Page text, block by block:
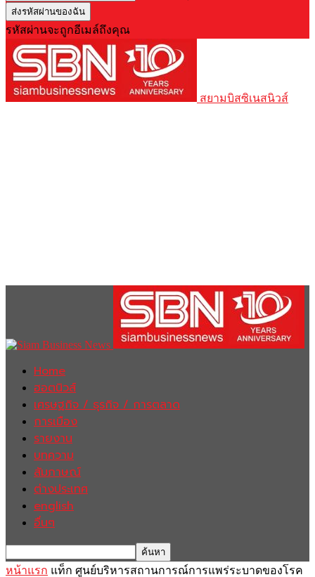
รหัสผ่านจะถูกอีเมล์ถึงคุณ
สยามบิสซิเนสนิวส์
Home
ฮอตนิวส์
เศรษฐกิจ / ธุรกิจ / การตลาด
การเมือง
รายงาน
บทความ
สัมภาษณ์
ต่างประเทศ
english
อื่นๆ
หน้าแรก แท็ก ศูนย์บริหารสถานการณ์การแพร่ระบาดของโรค